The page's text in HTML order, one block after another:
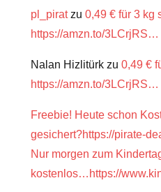
pl_piratzu 0,49 € für 3 kg
https://amzn.to/3LCrjRS…
Nalan Hizlitürk zu 0,49 €
https://amzn.to/3LCrjRS…
Freebie! Heute schon
gesichert?https://pirate-
Nur morgen zum
kostenlos…https://